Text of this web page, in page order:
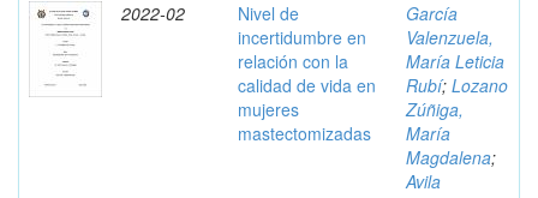
2022-02
Nivel de
incertidumbre en
relación con la
calidad de vida en
mujeres
mastectomizadas
García
Valenzuela,
María Leticia
Rubí; Lozano
Zúñiga,
María
Magdalena;
Avila